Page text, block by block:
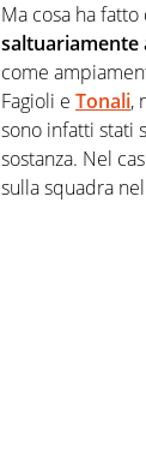
Ma cosa ha
saltuariamente
come
Fagioli e Tonali,
sono infatti stati
sostanza. Nel
sulla squadra